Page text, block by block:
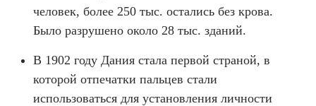
человек, более 250 тыс. остались без крова.
Было разрушено около 28 тыс. зданий.
В 1902 году Дания стала первой страной, в
которой отпечатки пальцев стали
использоваться для установления личности